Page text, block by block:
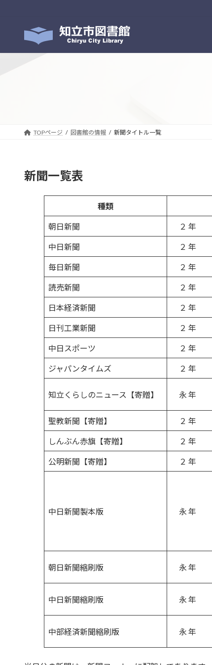
ツ
シ
TOPページ 図書館の情報 新聞タイトル一覧
新聞一覧表
種類
朝日新聞 ２ 年
中日新聞 ２ 年
毎日新聞 ２ 年
読売新聞 ２ 年
日本経済新聞 ２ 年
日刊工業新聞 ２ 年
中日スポーツ ２ 年
ジャパンタイムズ ２ 年
知立くらしのニュース【寄贈】 永 年
聖教新聞【寄贈】 ２ 年
しんぶん赤旗【寄贈】 ２ 年
公明新聞【寄贈】 ２ 年
中日新聞製本版 永 年
朝日新聞縮刷版 永 年
中日新聞縮刷版 永 年
中部経済新聞縮刷版 永 年